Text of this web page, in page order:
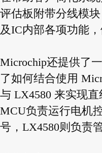
评估板附带分线模
及IC内部各项功能
Microchip还提供了
了如何结合使用
与 LX4580 来实现
MCU负责运行电机
号，LX4580则负责